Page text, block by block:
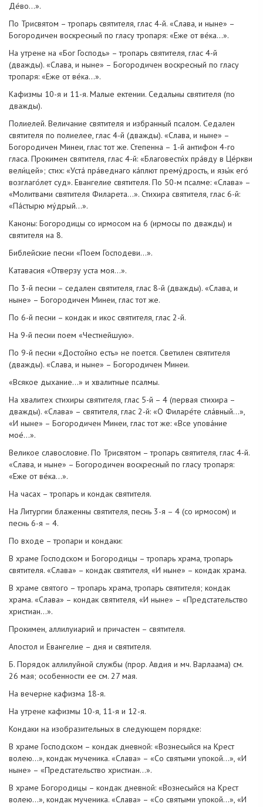
Де́во...».
По Трисвятом – тропарь святителя, глас 4-й. «Слава, и ныне» –
Богородичен воскресный по гласу тропаря: «Еже от ве́ка...».
На утрене на «Бог Господь» – тропарь святителя, глас 4-й
(дважды). «Слава, и ныне» – Богородичен воскресный по гласу
тропаря: «Еже от ве́ка...».
Кафизмы 10-я и 11-я. Малые ектении. Седальны святителя (по
дважды).
Полиелей. Величание святителя и избранный псалом. Седален
святителя по полиелее, глас 4-й (дважды). «Слава, и ныне» –
Богородичен Минеи, глас тот же. Степенна – 1-й антифон 4-го
гласа. Прокимен святителя, глас 4-й: «Благовести́х пра́вду в Це́ркви
вели́цей»; стих: «Уста́ пра́веднаго ка́плют прему́дрость, и язы́к его́
возглаго́лет суд». Евангелие святителя. По 50-м псалме: «Слава» –
«Молитвами святителя Филарета…». Стихира святителя, глас 6-й:
«Па́стырю му́дрый…».
Каноны: Богородицы со ирмосом на 6 (ирмосы по дважды) и
святителя на 8.
Библейские песни «Поем Господеви…».
Катавасия «Отверзу уста моя…».
По 3-й песни – седален святителя, глас 8-й (дважды). «Слава, и
ныне» – Богородичен Минеи, глас тот же.
По 6-й песни – кондак и икос святителя, глас 2-й.
На 9-й песни поем «Честнейшую».
По 9-й песни «Достойно есть» не поется. Светилен святителя
(дважды). «Слава, и ныне» – Богородичен Минеи.
«Всякое дыхание…» и хвалитные псалмы.
На хвалитех стихиры святителя, глас 5-й – 4 (первая стихира –
дважды). «Слава» – святителя, глас 2-й: «О Филаре́те сла́вный…»,
«И ныне» – Богородичен Минеи, глас тот же: «Все упова́ние
мое́...».
Великое славословие. По Трисвятом – тропарь святителя, глас 4-й.
«Слава, и ныне» – Богородичен воскресный по гласу тропаря:
«Еже от ве́ка...».
На часах – тропарь и кондак святителя.
На Литургии блаженны святителя, песнь 3-я – 4 (со ирмосом) и
песнь 6-я – 4.
По входе – тропари и кондаки:
В храме Господском и Богородицы – тропарь храма, тропарь
святителя. «Слава» – кондак святителя, «И ныне» – кондак храма.
В храме святого – тропарь храма, тропарь святителя; кондак
храма. «Слава» – кондак святителя, «И ныне» – «Предстательство
христиан…».
Прокимен, аллилуиарий и причастен – святителя.
Апостол и Евангелие – дня и святителя.
Б. Порядок аллилуйной службы (прор. Авдия и мч. Варлаама) см.
26 мая; особенности ее см. 27 мая.
На вечерне кафизма 18-я.
На утрене кафизмы 10-я, 11-я и 12-я.
Кондаки на изобразительных в следующем порядке:
В храме Господском – кондак дневной: «Вознесыйся на Крест
волею…», кондак мученика. «Слава» – «Со святыми упокой…», «И
ныне» – «Предстательство христиан…».
В храме Богородицы – кондак дневной: «Вознесыйся на Крест
волею…», кондак мученика. «Слава» – «Со святыми упокой…», «И